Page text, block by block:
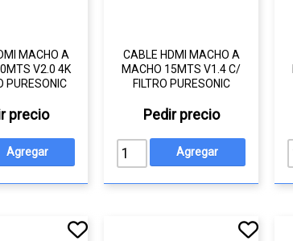
MACHO A
V2.0 4K
PURESONIC
precio
CABLE HDMI MACHO A
MACHO 15MTS V1.4 C/
FILTRO PURESONIC
Pedir precio